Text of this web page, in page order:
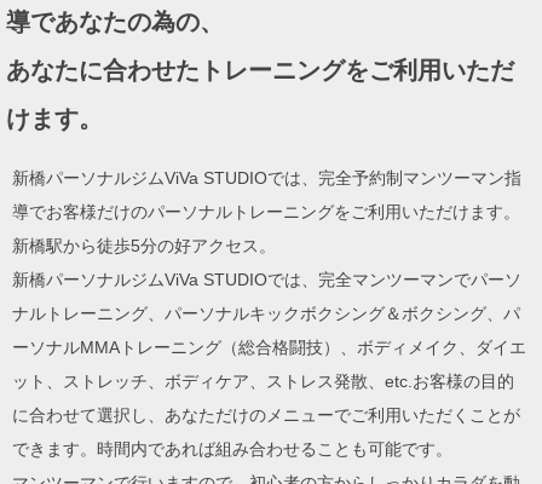
ョ
導であなたの為の、
あなたに合わせたトレーニングをご利用いただ
けます。
新橋パーソナルジムViVa STUDIOでは、完全予約制マンツーマン指
導でお客様だけのパーソナルトレーニングをご利用いただけます。
新橋駅から徒歩5分の好アクセス。
新橋パーソナルジムViVa STUDIOでは、完全マンツーマンでパーソ
ナルトレーニング、パーソナルキックボクシング＆ボクシング、パ
ーソナルMMAトレーニング（総合格闘技）、ボディメイク、ダイエ
ット、ストレッチ、ボディケア、ストレス発散、etc.お客様の目的
に合わせて選択し、あなただけのメニューでご利用いただくことが
できます。時間内であれば組み合わせることも可能です。